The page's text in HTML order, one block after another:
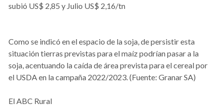
subió US$ 2,85 y Julio US$ 2,16/tn
Como se indicó en el espacio de la soja, de persistir esta
situación tierras previstas para el maíz podrían pasar a la
soja, acentuando la caída de área prevista para el cereal por
el USDA en la campaña 2022/2023. (Fuente: Granar SA)
El ABC Rural